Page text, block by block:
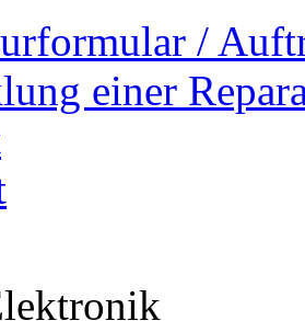
/
einer